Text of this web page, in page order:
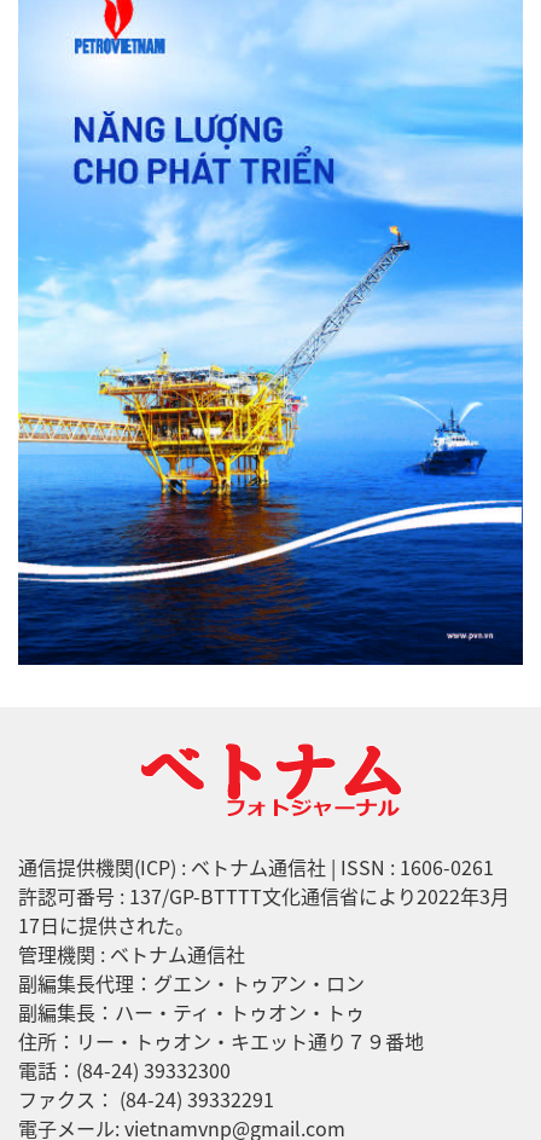
通信提供機関(ICP) : ベトナム通信社 | ISSN : 1606-0261
許認可番号 : 137/GP-BTTTT文化通信省により2022年3月
17日に提供された。
管理機関 : ベトナム通信社
副編集長代理：グエン・トゥアン・ロン
副編集長：ハー・ティ・トゥオン・トゥ
住所：リー・トゥオン・キエット通り７９番地
電話：(84-24) 39332300
ファクス： (84-24) 39332291
電子メール: vietnamvnp@gmail.com